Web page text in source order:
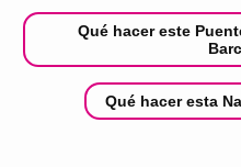
Qué hacer este
Qué hacer esta